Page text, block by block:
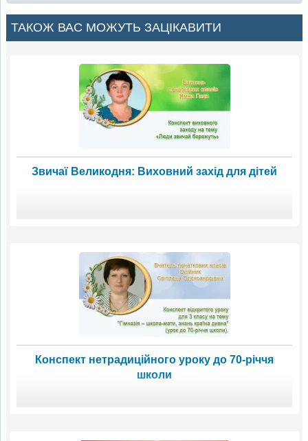
ТАКОЖ ВАС МОЖУТЬ ЗАЦІКАВИТИ
Звичаї Великодня: Виховний захід для дітей
Конспект нетрадиційного уроку до 70-річчя
школи